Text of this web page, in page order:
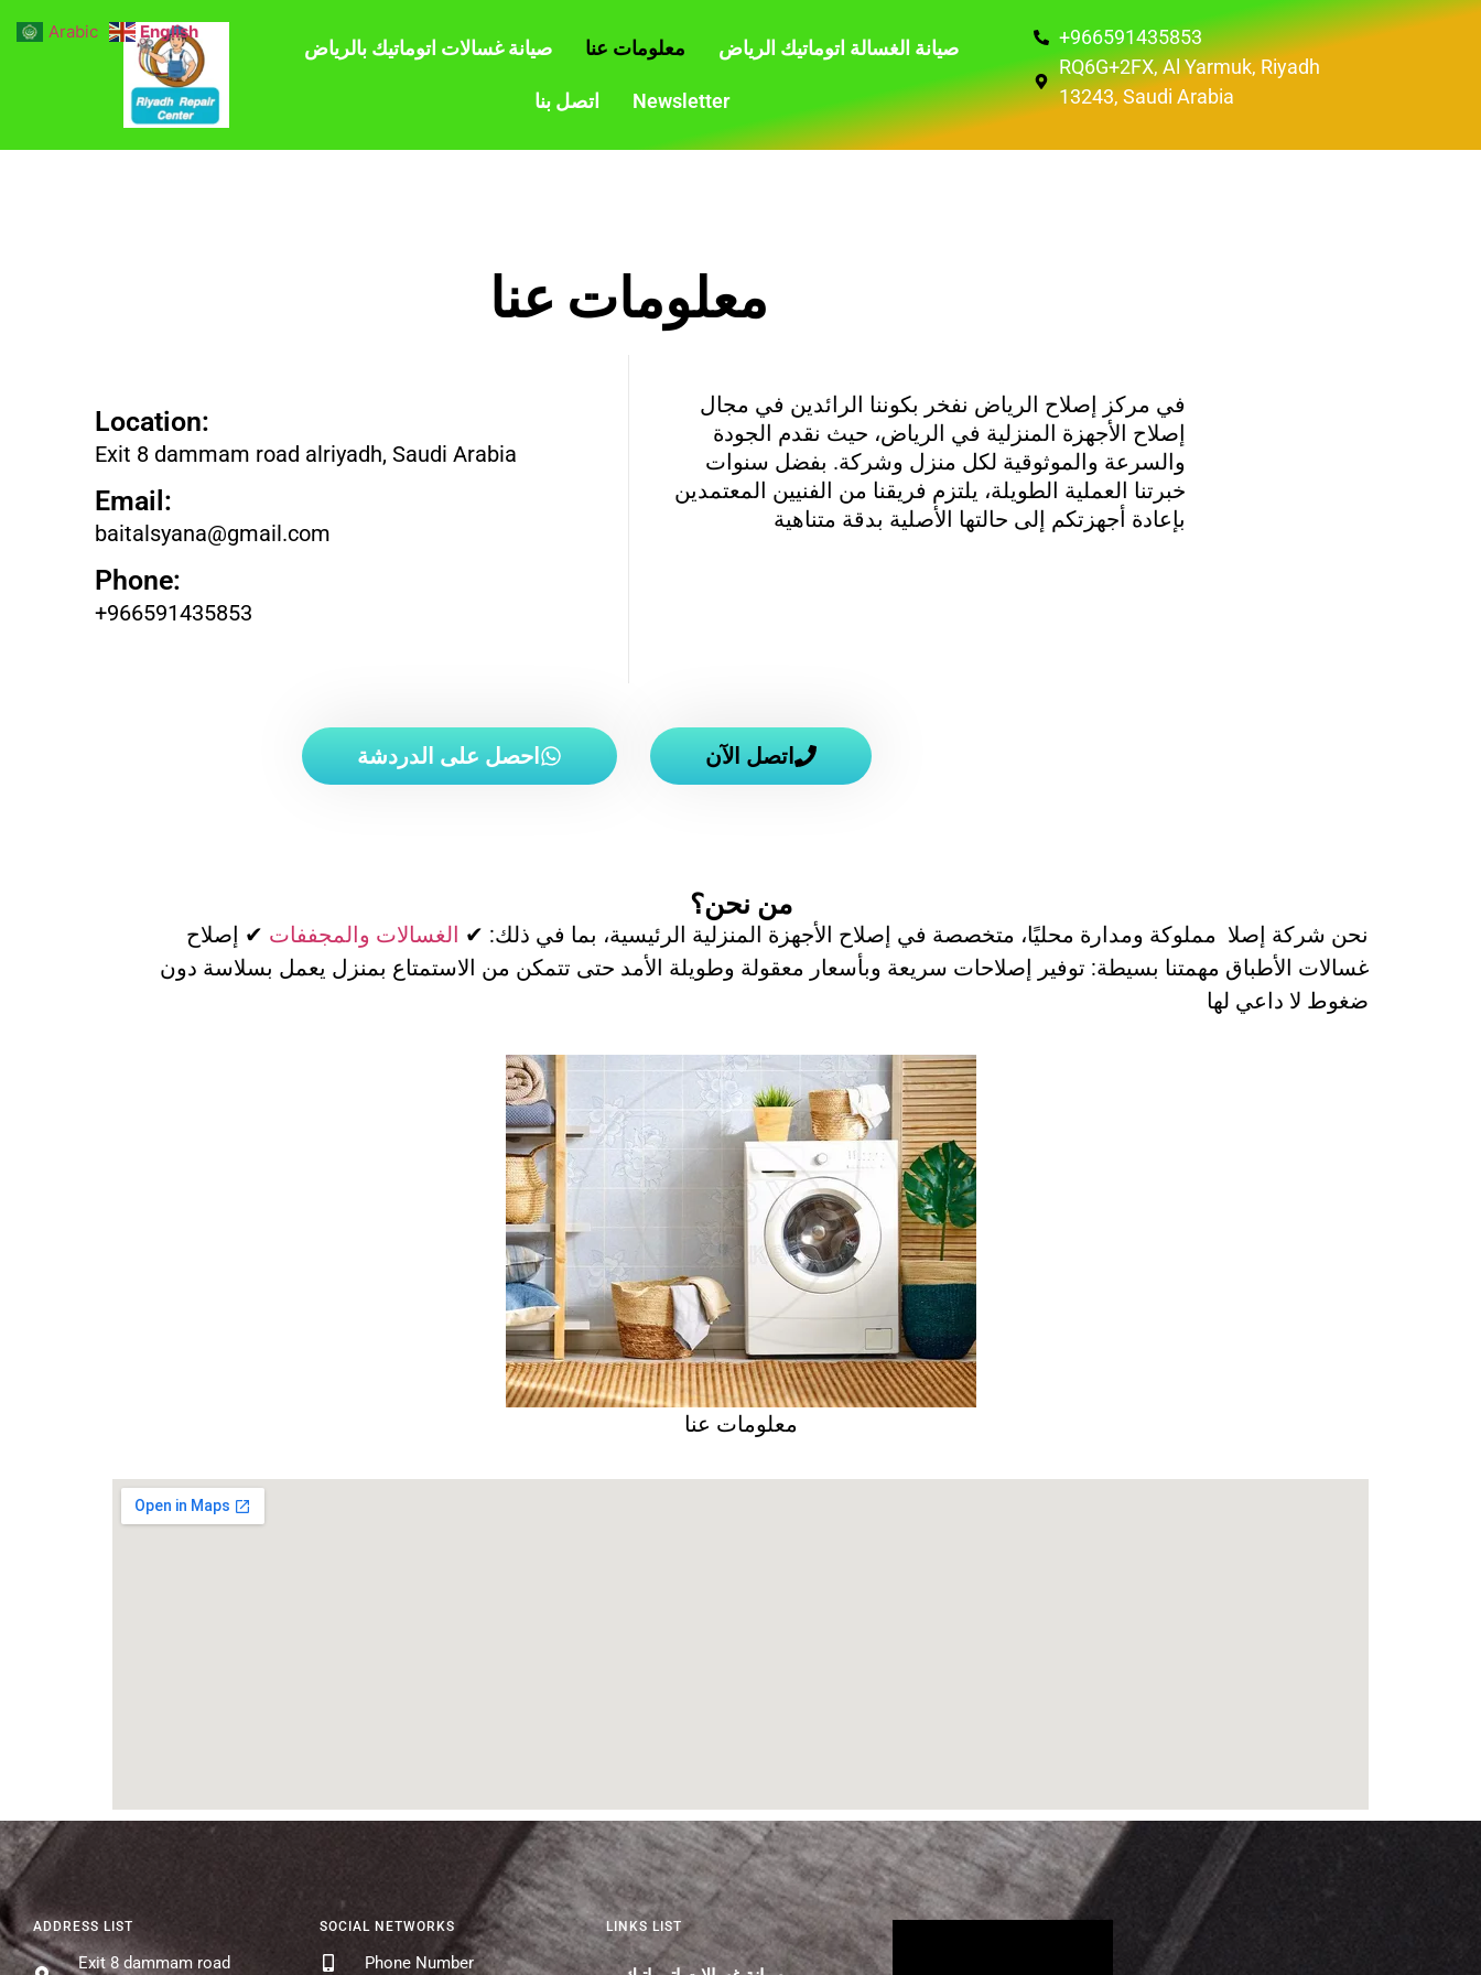
صيانة غسالات اتوماتيك بالرياض معلومات عنا صيانة الغسالة اتوماتيك الرياض
اتصل بنا Newsletter
+966591435853
RQ6G+2FX, Al Yarmuk, Riyadh
13243, Saudi Arabia
معلومات عنا
Location:
Exit 8 dammam road alriyadh, Saudi Arabia
Email:
baitalsyana@gmail.com
Phone:
+966591435853
في مركز إصلاح الرياض نفخر بكوننا الرائدين في مجال
إصلاح الأجهزة المنزلية في الرياض، حيث نقدم الجودة
والسرعة والموثوقية لكل منزل وشركة. بفضل سنوات
خبرتنا العملية الطويلة، يلتزم فريقنا من الفنيين المعتمدين
بإعادة أجهزتكم إلى حالتها الأصلية بدقة متناهية
احصل على الدردشة اتصل الآن
من نحن؟
نحن شركة إصلا مملوكة ومدارة محليًا، متخصصة في إصلاح الأجهزة المنزلية الرئيسية، بما في ذلك: ✔ الغسالات والمجففات ✔ إصلاح
غسالات الأطباق مهمتنا بسيطة: توفير إصلاحات سريعة وبأسعار معقولة وطويلة الأمد حتى تتمكن من الاستمتاع بمنزل يعمل بسلاسة دون
ضغوط لا داعي لها
معلومات عنا
ADDRESS LIST
Exit 8 dammam road
SOCIAL NETWORKS
Phone Number
LINKS LIST
Arabic English